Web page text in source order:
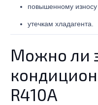
повышенному
утечкам хладагента.
Можно ли
R410A